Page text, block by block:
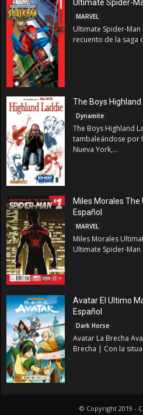
Ultimate Spider-
MARVEL
Ultimate Spider-
recuento de la saga
The Boys
Dynamite
The Boys Highland
tambaleándose por
Nueva York,...
Miles Morales The
Español
MARVEL
Miles Morales
Ultimate Spider-
Avatar El Ultimo
Español
Dark Horse
Avatar La Brecha
Brecha | Con la
© Copyright 2019 -